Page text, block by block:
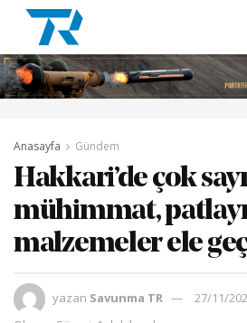
Anasayfa Gündem
Hakkari’de çok
mühimmat,
malzemeler ele
yazan Savunma TR
27/11/